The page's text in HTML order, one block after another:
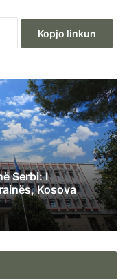
Kopjo linkun
Serbi: I
Kosova